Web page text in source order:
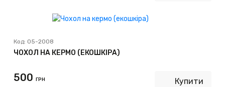
Код: 05-2008
ЧОХОЛ НА КЕРМО (ЕКОШКІРА)
500 ГРН Купити